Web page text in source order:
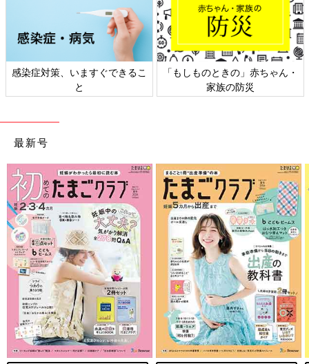
離乳後期 9～11カ月ごろ「トマト」のレシピ一
覧はこちら
作る前に必ず読んで！＜離乳食のお約束＞
使い方などについての注意事項を説明しています。
調理前に必ずお読みになり、ご家庭の状況に合わせて活用してく
ださい。
電子レンジについて
●電子レンジは600Wが基準です。電子レンジが600W以外のワッ
ト数の場合、加熱時間はメーカーにお問い合わせください。電子
レンジは機種により加熱時間が違います。初めはレシピより短い
時間で加熱し、様子を見ながら加熱時間を調節しましょう。
●電子レンジで液体を加熱するとき、沸点に達していても沸騰し
ない場合がごくまれにあります。この状態の液体がちょっとした
刺激で急激に沸騰を起こし、液体が激しく飛び散ることがありま
す(＝突沸現象)。やけどの原因になりますので、ご注意くださ
感染症対策、いますぐできるこ
と
「もしものときの」赤ちゃん・
家族の防災
最新号